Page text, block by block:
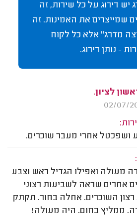
יש דירוג על כל שירות, זה
שמייצרים את האמינות. זה
מדרג" אלא כל לקוח
- נותן דירוג.
לציון.
ושפכטל אחרי מעבר שוכרים.
מעולה ואפילו הגדיל ראש וצבע
אחרים שראה לשביעות רצוני
רצון השוכרים. אחלה בחור. תקתק
ממליץ בחום. היה מעולה!